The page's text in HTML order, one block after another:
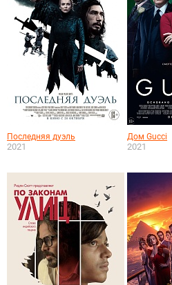
Последняя дуэль
2021
Дом Gucci
2021